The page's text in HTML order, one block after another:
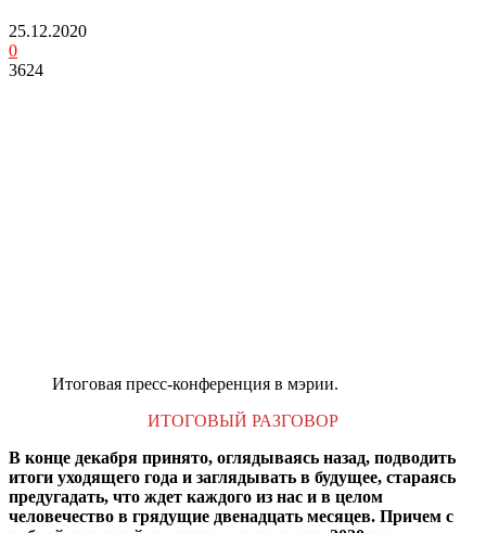
25.12.2020
0
3624
Итоговая пресс-конференция в мэрии.
ИТОГОВЫЙ РАЗГОВОР
В конце декабря принято, оглядываясь назад, подводить
итоги уходящего года и заглядывать в будущее, стараясь
предугадать, что ждет каждого из нас и в целом
человечество в грядущие двенадцать месяцев. Причем с